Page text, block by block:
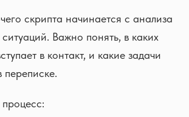
скрипта начинается с анализа
Важно понять, в каких
в контакт, и какие задачи